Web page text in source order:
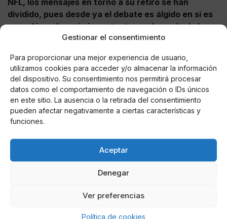
Gestionar el consentimiento
Para proporcionar una mejor experiencia de usuario,
utilizamos cookies para acceder y/o almacenar la información
del dispositivo. Su consentimiento nos permitirá procesar
datos como el comportamiento de navegación o IDs únicos
en este sitio. La ausencia o la retirada del consentimiento
pueden afectar negativamente a ciertas características y
funciones.
Aceptar
Denegar
Ver preferencias
Política de cookies
NFL, los mensajes en torno a su retiro se han
dividido, pues desde ya el debate es álgido en si es
o no el jugador más importante en el mundo de las
, haciéndolo tendencia mundial en tan solo
retiro del hombre de 44 años.
¿Qué hizo diferente a Tom Brady de los demás?
Simple y sencillamente: ganar…
pic.twitter.com/qmTwb5EpyR
January 29, 2022
Por lo pronto estas son algunas de las reacciones
más importantes en redes sociales para tener un
hasta estos instantes sobre el final de una de las
carreras más prolíficas en la historia moderna del